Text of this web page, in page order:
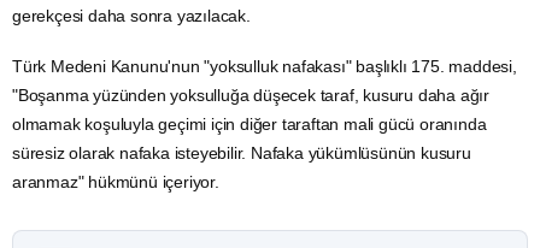
gerekçesi daha sonra yazılacak.
Türk Medeni Kanunu'nun "yoksulluk nafakası" başlıklı 175. maddesi,
"Boşanma yüzünden yoksulluğa düşecek taraf, kusuru daha ağır
olmamak koşuluyla geçimi için diğer taraftan mali gücü oranında
süresiz olarak nafaka isteyebilir. Nafaka yükümlüsünün kusuru
aranmaz" hükmünü içeriyor.